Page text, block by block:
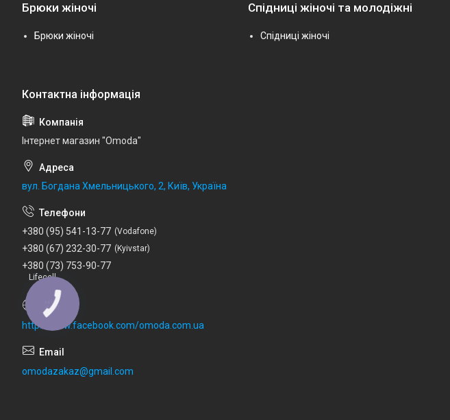
Брюки жіночі
Брюки жіночі
Спідниці жіночі та молодіжні
Спідниці жіночі
Інтернет магазин "Omoda"
вул. Богдана Хмельницького, 2, Київ, Україна
+380 (95) 541-13-77 Vodafone
+380 (67) 232-30-77 Kyivstar
+380 (73) 753-90-77
Lifecell
http://www.facebook.com/omoda.com.ua
omodazakaz@gmail.com